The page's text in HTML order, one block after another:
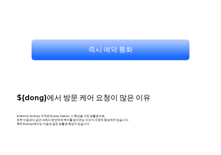
즉시 예약 통화
${dong}에서 방문 케어 요청이 많은 이유
${district} ${dong} 지역은 ${area_feature_1} 특성을 가진 생활권으로,
외부 이동보다 공간 내에서 편안하게 케어를 받으려는 수요가 꾸준히 형성되어 있습니다.
특히 ${dong}에서는 다음과 같은 생활권 특성이 있습니다.